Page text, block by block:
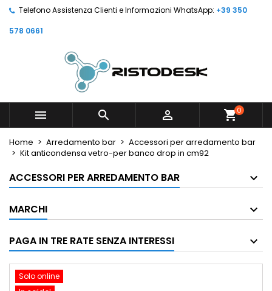
Telefono Assistenza Clienti e Informazioni WhatsApp: +39 350
578 0661
   shopping_cart0
Home Arredamento bar
Accessori per arredamento bar
Kit anticondensa vetro-per banco drop in cm92
ACCESSORI PER ARREDAMENTO BAR
MARCHI
PAGA IN TRE RATE SENZA INTERESSI
Solo online